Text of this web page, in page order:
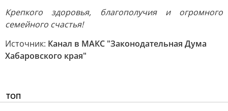
Крепкого здоровья, благополучия и огромного
семейного счастья!
Источник: Канал в МАКС "Законодательная Дума
Хабаровского края"
ТОП